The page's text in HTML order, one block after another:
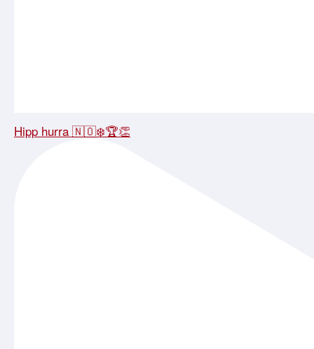
Hipp hurra 🇳🇴❄️🏆👏